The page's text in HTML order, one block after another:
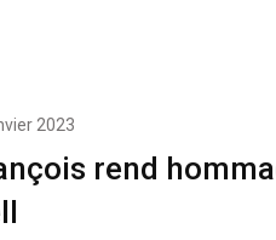
2023
rend